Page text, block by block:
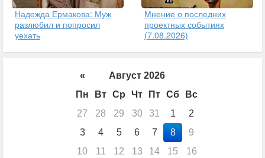
Надежда Ермакова: Муж
разлюбил и попросил
уехать
Мнение о последних
проектных событиях
(7.08.2026)
«
Август 2026
Пн
Вт Ср Чт Пт Сб
Вс
27
28 29 30 31 1
2
3
4 5 6 7 8
9
10
11 12 13 14 15 16